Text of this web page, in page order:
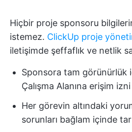
Hiçbir proje sponsoru
istemez. ClickUp proje
iletişimde şeffaflık ve netlik
Sponsora tam görünürlük
Çalışma Alanına erişim
Her görevin altındaki
sorunları bağlam içinde